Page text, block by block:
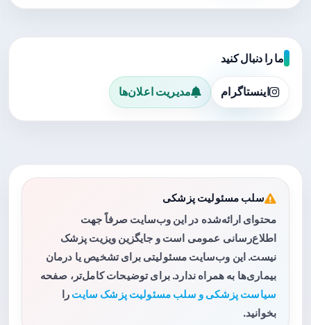
ما را دنبال کنید
اینستاگرام مدیریت اعلان‌ها
سلب مسئولیت پزشکی
محتوای ارائه‌شده در این وب‌سایت صرفاً جهت
اطلاع‌رسانی عمومی است و جایگزین ویزیت پزشک
نیست. این وب‌سایت مسئولیتی برای تشخیص یا درمان
بیماری‌ها به همراه ندارد. برای توضیحات کامل‌تر، صفحه
سیاست پزشکی و سلب مسئولیت پزشک سایت را
بخوانید.